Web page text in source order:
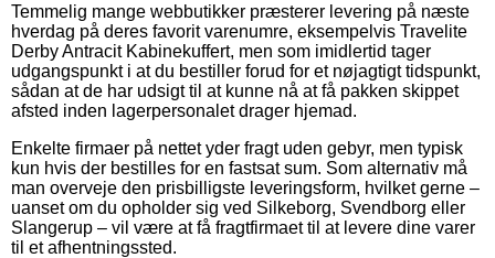
Temmelig mange webbutikker præsterer levering på næste
hverdag på deres favorit varenumre, eksempelvis Travelite
Derby Antracit Kabinekuffert, men som imidlertid tager
udgangspunkt i at du bestiller forud for et nøjagtigt tidspunkt,
sådan at de har udsigt til at kunne nå at få pakken skippet
afsted inden lagerpersonalet drager hjemad.
Enkelte firmaer på nettet yder fragt uden gebyr, men typisk
kun hvis der bestilles for en fastsat sum. Som alternativ må
man overveje den prisbilligste leveringsform, hvilket gerne –
uanset om du opholder sig ved Silkeborg, Svendborg eller
Slangerup – vil være at få fragtfirmaet til at levere dine varer
til et afhentningssted.